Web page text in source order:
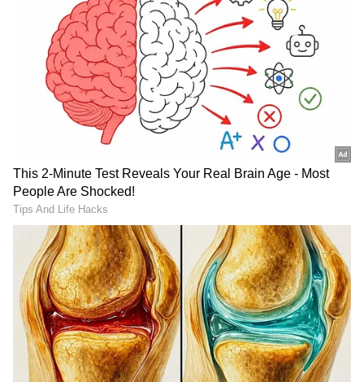
రూ.6 కోట్లకు శివమ్ మావిని కొనుగోలు చేసింది గుజరాత్
టైటాన్స్. కేకేఆర్ తరుపున ఆడిన శివమ్ మావి, ఢిల్లీ
క్యాపిటల్స్‌తో జరిగిన మ్యాచ్‌లో పృథ్వీ షాకి మొదటి
ఓవర్‌లోనే ఆరుకి ఆరు ఫోర్లు ఇచ్చాడు...
3
11